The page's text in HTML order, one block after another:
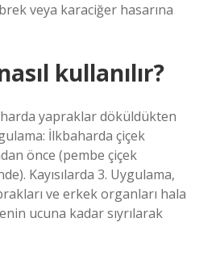
veya karaciğer hasarına
kullanılır?
yapraklar döküldükten
İlkbaharda çiçek
önce (pembe çiçek
Kayısılarda 3. Uygulama,
ve erkek organları hala
ucuna kadar sıyrılarak